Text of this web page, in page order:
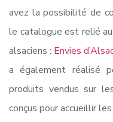
avez la possibilité de
le catalogue est relié
alsaciens : Envies
a également réalisé
produits vendus sur
conçus pour accueillir